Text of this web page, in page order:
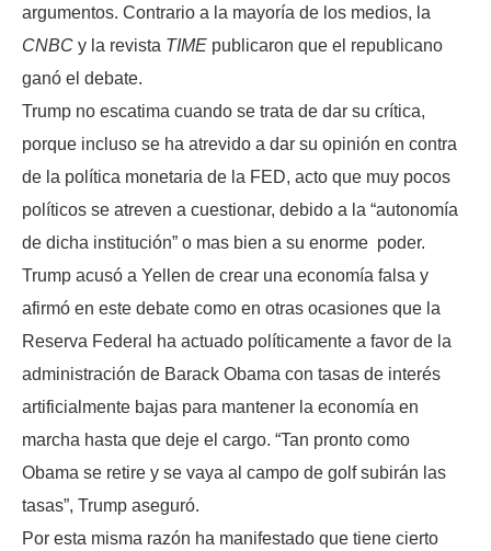
argumentos. Contrario a la mayoría de los medios, la
CNBC y la revista TIME publicaron que el republicano
ganó el debate.
Trump no escatima cuando se trata de dar su crítica,
porque incluso se ha atrevido a dar su opinión en contra
de la política monetaria de la FED, acto que muy pocos
políticos se atreven a cuestionar, debido a la “autonomía
de dicha institución” o mas bien a su enorme poder.
Trump acusó a Yellen de crear una economía falsa y
afirmó en este debate como en otras ocasiones que la
Reserva Federal ha actuado políticamente a favor de la
administración de Barack Obama con tasas de interés
artificialmente bajas para mantener la economía en
marcha hasta que deje el cargo. “Tan pronto como
Obama se retire y se vaya al campo de golf subirán las
tasas”, Trump aseguró.
Por esta misma razón ha manifestado que tiene cierto